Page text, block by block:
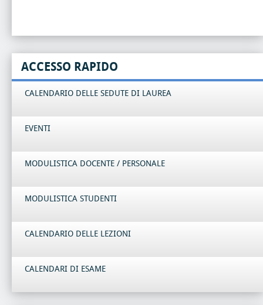
ACCESSO RAPIDO
CALENDARIO DELLE SEDUTE DI LAUREA
EVENTI
MODULISTICA DOCENTE / PERSONALE
MODULISTICA STUDENTI
CALENDARIO DELLE LEZIONI
CALENDARI DI ESAME